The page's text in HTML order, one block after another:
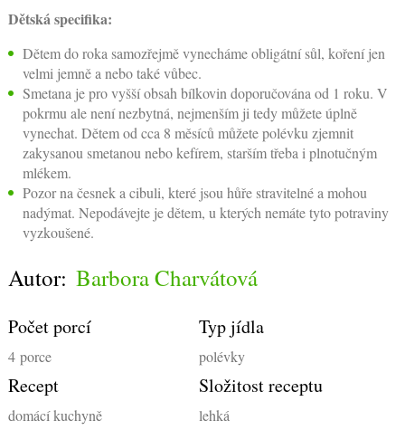
Dětská specifika:
Dětem do roka samozřejmě vynecháme obligátní sůl, koření jen
velmi jemně a nebo také vůbec.
Smetana je pro vyšší obsah bílkovin doporučována od 1 roku. V
pokrmu ale není nezbytná, nejmenším ji tedy můžete úplně
vynechat. Dětem od cca 8 měsíců můžete polévku zjemnit
zakysanou smetanou nebo kefírem, starším třeba i plnotučným
mlékem.
Pozor na česnek a cibuli, které jsou hůře stravitelné a mohou
nadýmat. Nepodávejte je dětem, u kterých nemáte tyto potraviny
vyzkoušené.
Autor: Barbora Charvátová
Počet porcí
4porce
Typ jídla
polévky
Recept
domácí kuchyně
Složitost receptu
lehká